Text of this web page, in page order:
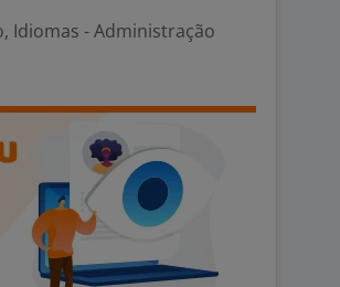
Idiomas - Administração